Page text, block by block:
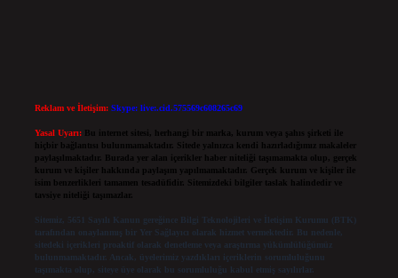
Reklam ve İletişim: Skype: live:.cid.575569c608265c69
Yasal Uyarı:
Bu internet sitesi, herhangi bir marka, kurum veya şahıs şirketi ile
hiçbir bağlantısı bulunmamaktadır. Sitede yalnızca kendi hazırladığımız makaleler
paylaşılmaktadır. Burada yer alan içerikler haber niteliği taşımamakta olup, gerçek
kurum ve kişiler hakkında paylaşım yapılmamaktadır. Gerçek kurum ve kişiler ile
isim benzerlikleri tamamen tesadüfidir. Sitemizdeki bilgiler taslak halindedir ve
tavsiye niteliği taşımazlar.
Sitemiz, 5651 Sayılı Kanun gereğince Bilgi Teknolojileri ve İletişim Kurumu (BTK)
tarafından onaylanmış bir Yer Sağlayıcı olarak hizmet vermektedir. Bu nedenle,
sitedeki içerikleri proaktif olarak denetleme veya araştırma yükümlülüğümüz
bulunmamaktadır. Ancak, üyelerimiz yazdıkları içeriklerin sorumluluğunu
taşımakta olup, siteye üye olarak bu sorumluluğu kabul etmiş sayılırlar.